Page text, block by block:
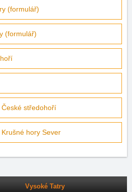
(formulář)
(formulář)
středohoří
hory Sever
Vysoké Tatry